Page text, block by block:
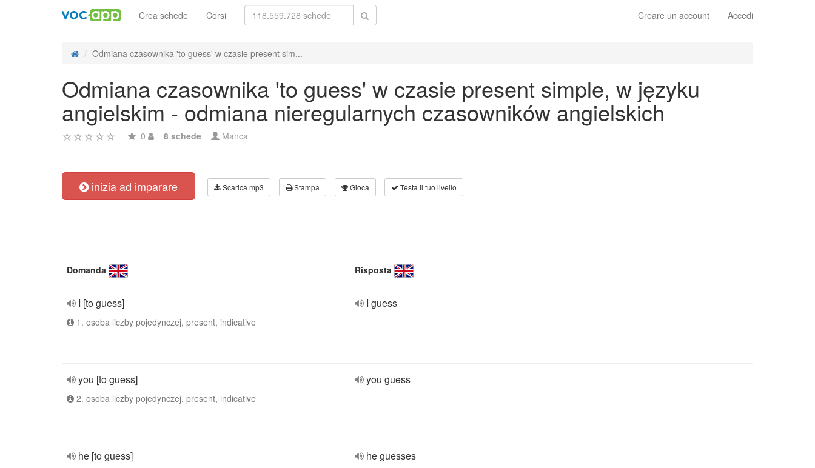
Creare un account Accedi
Crea schede Corsi
Odmiana czasownika 'to guess' w czasie present sim...
Odmiana czasownika 'to guess' w czasie present simple, w języku
angielskim - odmiana nieregularnych czasowników angielskich
0 8 schede Manca
inizia ad imparare Scarica mp3 Stampa Gioca Testa il tuo livello
Domanda Risposta
I [to guess]
1. osoba liczby pojedynczej, present, indicative
I guess
you [to guess]
2. osoba liczby pojedynczej, present, indicative
you guess
he [to guess] he guesses